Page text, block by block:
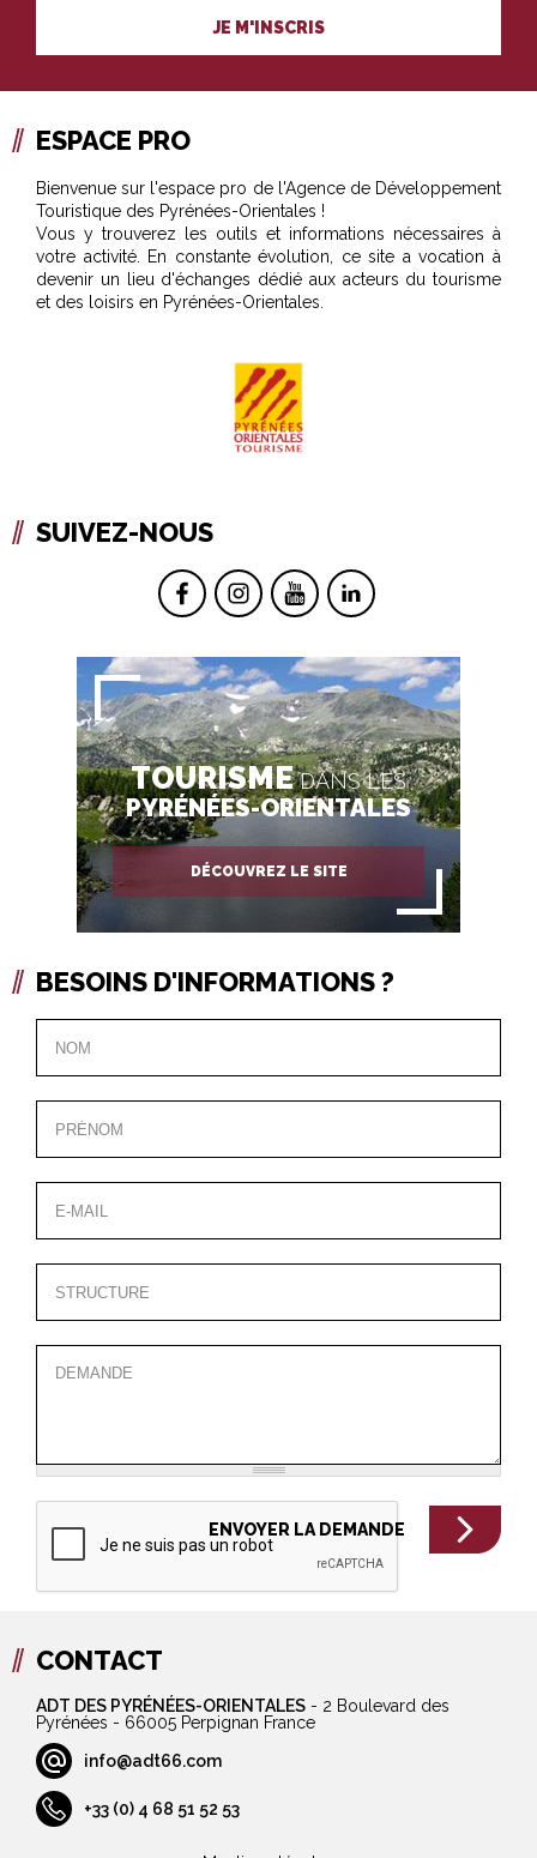
PROFESSIONNELS DU TOURISME
JE M'INSCRIS
ESPACE PRO
Bienvenue sur l'espace pro de l'Agence de Développement
Touristique des Pyrénées-Orientales !
Vous y trouverez les outils et informations nécessaires à
votre activité. En constante évolution, ce site a vocation à
devenir un lieu d'échanges dédié aux acteurs du tourisme
et des loisirs en Pyrénées-Orientales.
SUIVEZ-NOUS
TOURISMEDANS LES
PYRÉNÉES-ORIENTALES
DÉCOUVREZ LE SITE
BESOINS D'INFORMATIONS ?
CONTACT
ADT DES PYRÉNÉES-ORIENTALES - 2 Boulevard des
Pyrénées - 66005 Perpignan France
info@adt66.com
+33 (0) 4 68 51 52 53